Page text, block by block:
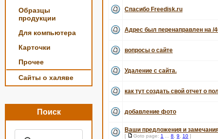
Образцы
продукции
Для компьютера
Карточки
Прочее
Сайты о халяве
Поиск
Спасибо Freedisk.ru
Адрес был перенаправлен на /
вопросы о сайте
Удаление с сайта.
как тут создать свой отчет о
добавление фото
Ваши предложения и
[ Goto page: 1 8 9 10 ]